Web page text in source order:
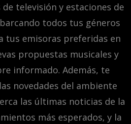
televisión y estaciones de
todos tus géneros
tus emisoras preferidas en
propuestas musicales y
informado. Además, te
novedades del ambiente
las últimas noticias de la
más esperados, y la